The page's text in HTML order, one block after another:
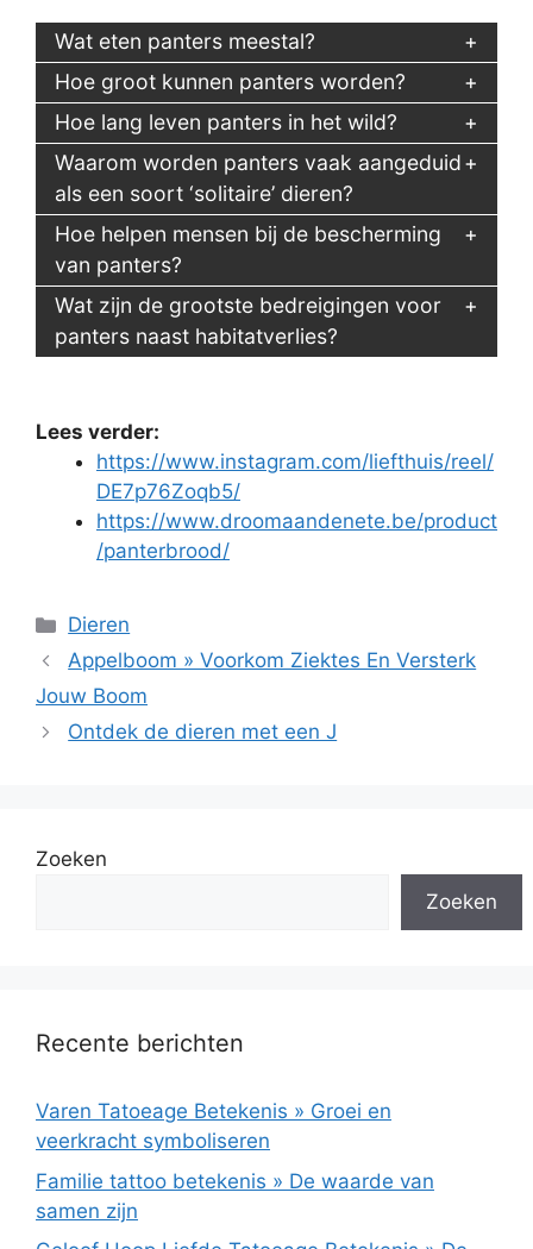
Wat eten panters meestal?
Hoe groot kunnen panters worden?
Hoe lang leven panters in het wild?
Waarom worden panters vaak aangeduid
als een soort ‘solitaire’ dieren?
Hoe helpen mensen bij de bescherming
van panters?
Wat zijn de grootste bedreigingen voor
panters naast habitatverlies?
Lees verder:
https://www.instagram.com/liefthuis/reel/
DE7p76Zoqb5/
https://www.droomaandenete.be/product
/panterbrood/
Categorieën
Dieren
Appelboom » Voorkom Ziektes En Versterk
Jouw Boom
Ontdek de dieren met een J
Zoeken
Zoeken
Recente berichten
Varen Tatoeage Betekenis » Groei en
veerkracht symboliseren
Familie tattoo betekenis » De waarde van
samen zijn